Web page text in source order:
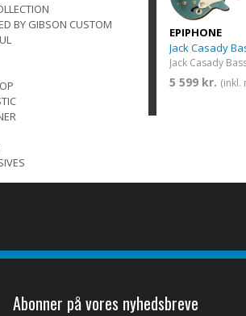
BY GIBSON CUSTOM
EPIPHONE
Jack Casady
5 599 kr. (inkl.
Abonner på vores nyhedsbreve